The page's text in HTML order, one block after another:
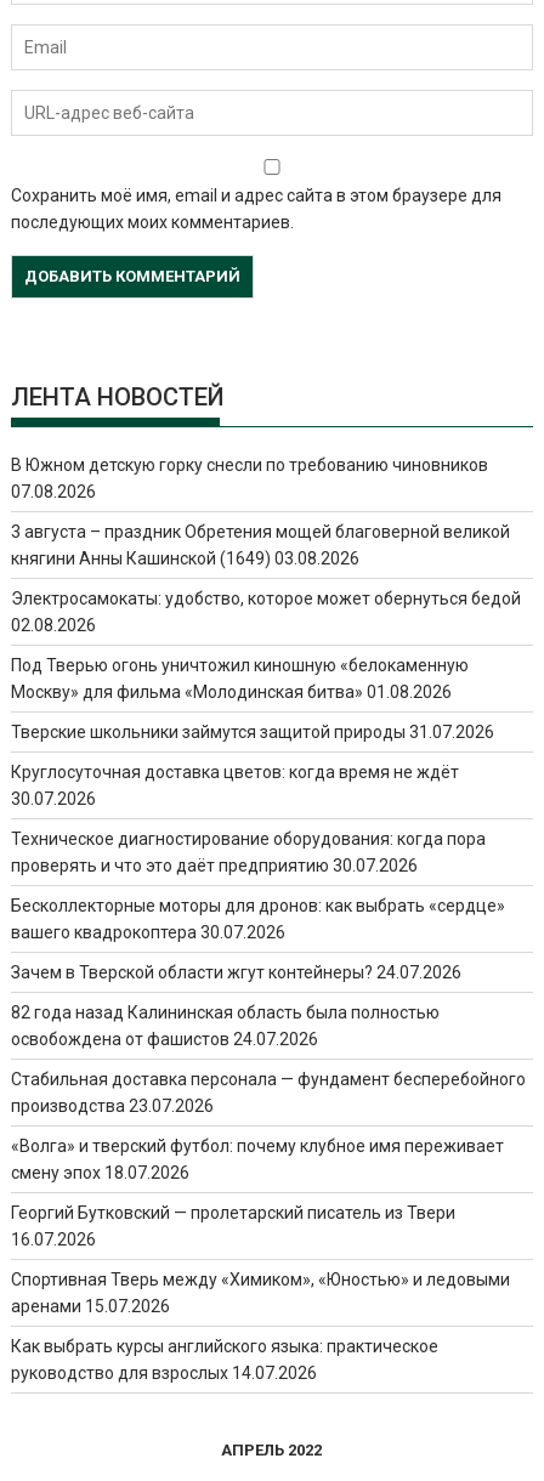
Сохранить моё имя, email и адрес сайта в этом браузере для
последующих моих комментариев.
ЛЕНТА НОВОСТЕЙ
В Южном детскую горку снесли по требованию чиновников
07.08.2026
3 августа – праздник Обретения мощей благоверной великой
княгини Анны Кашинской (1649) 03.08.2026
Электросамокаты: удобство, которое может обернуться бедой
02.08.2026
Под Тверью огонь уничтожил киношную «белокаменную
Москву» для фильма «Молодинская битва» 01.08.2026
Тверские школьники займутся защитой природы 31.07.2026
Круглосуточная доставка цветов: когда время не ждёт
30.07.2026
Техническое диагностирование оборудования: когда пора
проверять и что это даёт предприятию 30.07.2026
Бесколлекторные моторы для дронов: как выбрать «сердце»
вашего квадрокоптера 30.07.2026
Зачем в Тверской области жгут контейнеры? 24.07.2026
82 года назад Калининская область была полностью
освобождена от фашистов 24.07.2026
Стабильная доставка персонала — фундамент бесперебойного
производства 23.07.2026
«Волга» и тверский футбол: почему клубное имя переживает
смену эпох 18.07.2026
Георгий Бутковский — пролетарский писатель из Твери
16.07.2026
Спортивная Тверь между «Химиком», «Юностью» и ледовыми
аренами 15.07.2026
Как выбрать курсы английского языка: практическое
руководство для взрослых 14.07.2026
АПРЕЛЬ 2022